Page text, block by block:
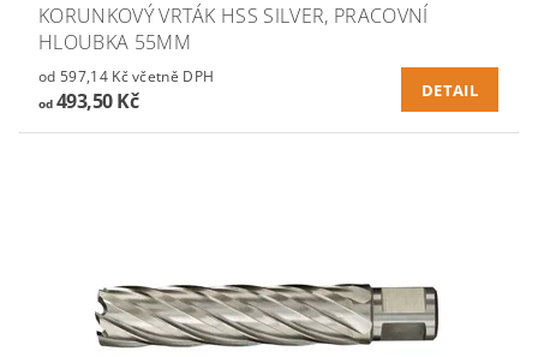
KORUNKOVÝ VRTÁK HSS SILVER, PRACOVNÍ
HLOUBKA 55MM
od 597,14 Kč včetně DPH
od493,50 Kč DETAIL